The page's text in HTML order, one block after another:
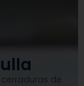
de